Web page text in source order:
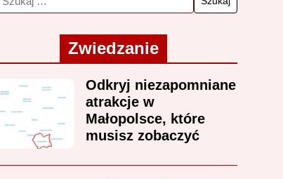
Zwiedzanie
Odkryj niezapomniane
atrakcje w
Małopolsce, które
musisz zobaczyć